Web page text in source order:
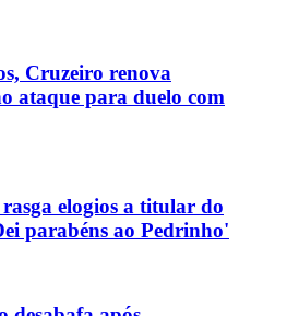
Cruzeiro renova
ataque para duelo com
elogios a titular do
parabéns ao Pedrinho'